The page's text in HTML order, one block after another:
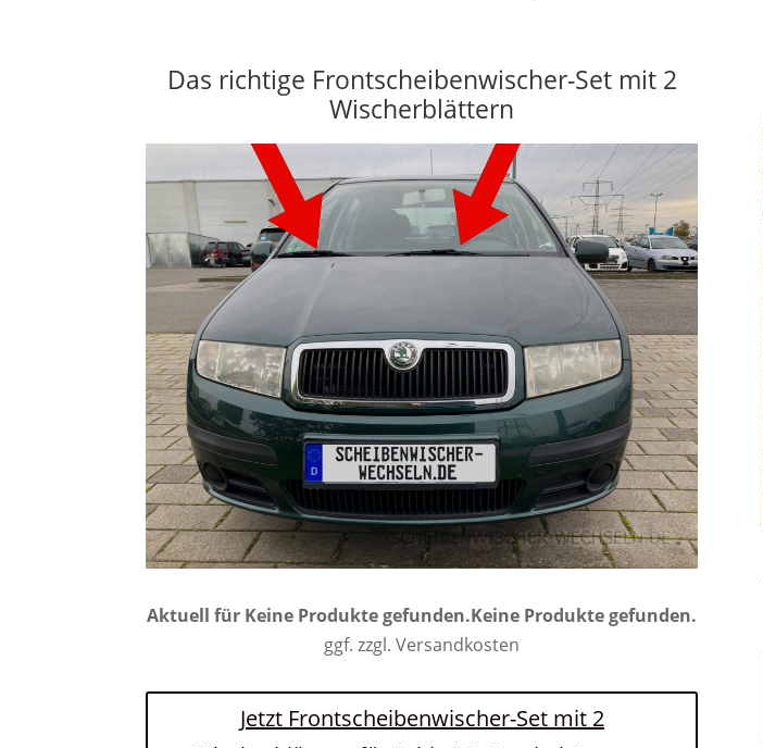
Das richtige Frontscheibenwischer-Set mit 2
Wischerblättern
Aktuell für Keine Produkte gefunden.Keine Produkte gefunden.
ggf. zzgl. Versandkosten
Jetzt Frontscheibenwischer-Set mit 2